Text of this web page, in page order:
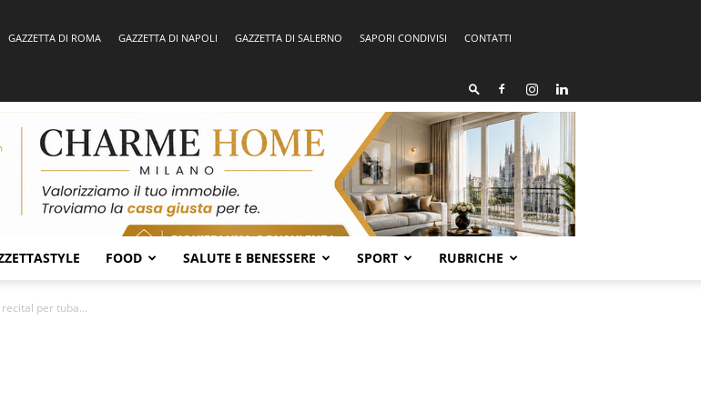
GAZZETTA DI ROMA GAZZETTA DI NAPOLI GAZZETTA DI SALERNO SAPORI CONDIVISI
CONTATTI
FOOD SALUTE E BENESSERE SPORT RUBRICHE
per tuba...